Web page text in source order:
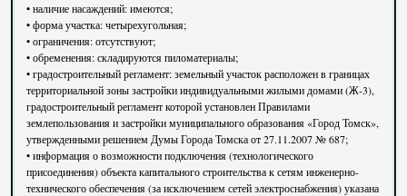
• наличие насаждений: имеются;
• форма участка: четырехугольная;
• ограничения: отсутствуют;
• обременения: складируются пиломатериалы;
• градостроительный регламент: земельный участок расположен в границах
территориальной зоны застройки индивидуальными жилыми домами (Ж-3),
градостроительный регламент которой установлен Правилами
землепользования и застройки муниципального образования «Город Томск»,
утвержденными решением Думы Города Томска от 27.11.2007 № 687;
• информация о возможности подключения (технологического
присоединения) объекта капитального строительства к сетям инженерно-
технического обеспечения (за исключением сетей электроснабжения) указана